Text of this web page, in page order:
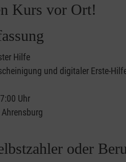
Kurs vor Ort!
Hilfe
und digitaler Erste-
Uhr
oder